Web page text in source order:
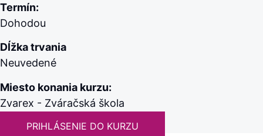
Termín:
Dohodou
Dĺžka trvania
Neuvedené
Miesto konania kurzu:
Zvarex - Zváračská škola
PRIHLÁSENIE DO KURZU